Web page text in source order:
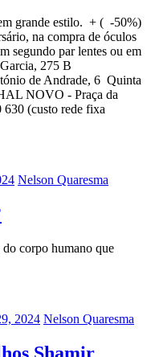
grande estilo. + ( -50%)
na compra de óculos
segundo par lentes ou em
275 B
de Andrade, 6 Quinta
NOVO - Praça da
(custo rede fixa
Author
Nelson Quaresma
do corpo humano que
2024 Author
Nelson Quaresma